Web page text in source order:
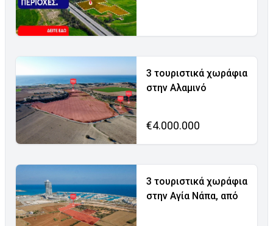
3 τουριστικά χωράφια
στην Αλαμινό
€4.000.000
3 τουριστικά χωράφια
στην Αγία Νάπα, από